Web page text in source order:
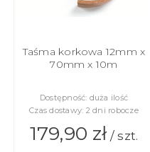
Taśma korkowa 12mm x
70mm x 10m
Dostępność: duża ilość
Czas dostawy: 2 dni robocze
179,90 zł/ szt.